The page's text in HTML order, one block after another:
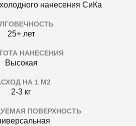
нанесения СиКа
25+ лет
НАНЕСЕНИЯ
Высокая
НА 1 М2
2-3 кг
ПОВЕРХНОСТЬ